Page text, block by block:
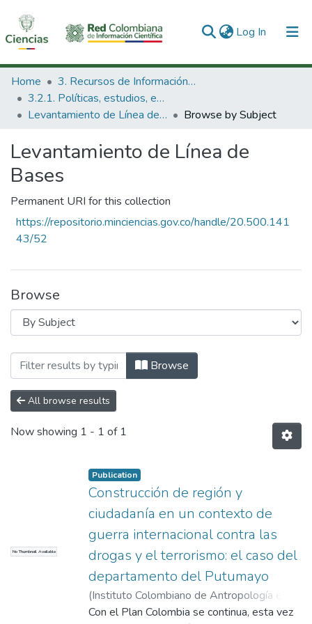
Log In (current)
Communities & Collections
All of DSpace
Home
3. Recursos de Información Científica y Tecnológica
3.2.1. Políticas, estudios, evaluaciones e indicadores de CTeI
Levantamiento de Línea de Bases
Browse by Subject
Levantamiento de Línea de
Bases
Permanent URI for this collection
https://repositorio.minciencias.gov.co/handle/20.500.141
43/52
Browse
Browsing Levantamiento de Línea de
Browse
All browse results
Now showing 1 - 1 of 1
No Thumbnail Available
Publication
Construcción de región y
ciudadanía en un contexto de
guerra internacional contra las
drogas y el terrorismo: el caso del
departamento del Putumayo
(Instituto Colombiano de Antropología e
Historia,2002)Ramírez, María Clemencia;
Con el Plan Colombia se continua, esta vez